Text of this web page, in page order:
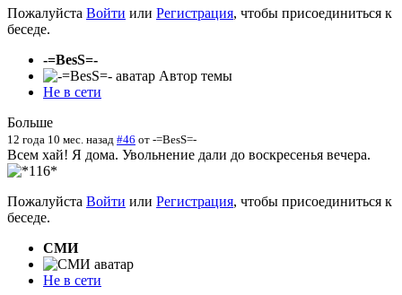
Пожалуйста Войти или Регистрация, чтобы присоединиться к
беседе.
-=BesS=-
Автор темы
Не в сети
Больше
12 года 10 мес. назад #46 от -=BesS=-
Всем хай! Я дома. Увольнение дали до воскресенья вечера.
Пожалуйста Войти или Регистрация, чтобы присоединиться к
беседе.
СМИ
Не в сети